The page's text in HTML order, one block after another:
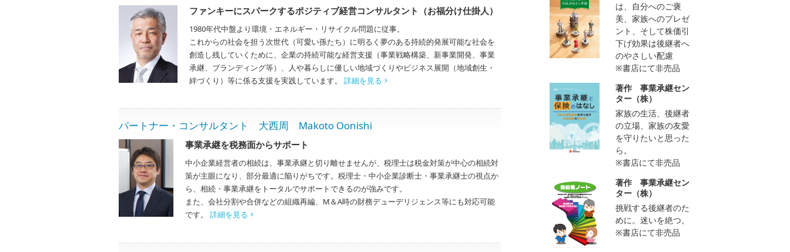
ファンキーにスパークするポジティブ経営コンサルタント（お福分け仕掛人）
1980年代中盤より環境・エネルギー・リサイクル問題に従事。
これからの社会を担う次世代（可愛い孫たち）に明るく夢のある持続的発展可能な社会を
創造し残していくために、企業の持続可能な経営支援（事業戦略構築、新事業開発、事業
承継、ブランディング等）、人や暮らしに優しい地域づくりやビジネス展開（地域創生・
絆づくり）等に係る支援を実践しています。 詳細を見る
パートナー・コンサルタント 大西周 Makoto Oonishi
事業承継を税務面からサポート
中小企業経営者の相続は、事業承継と切り離せませんが、税理士は税金対策が中心の相続対
策が主眼になり、部分最適に陥りがちです。税理士・中小企業診断士・事業承継士の視点か
ら、相続・事業承継をトータルでサポートできるのが強みです。
また、会社分割や合併などの組織再編、M＆A時の財務デューデリジェンス等にも対応可能
です。 詳細を見る
は、自分へのご褒
美、家族へのプレゼ
ント、そして株価引
下げ効果は後継者へ
のやさしい配慮
※書店にて非売品
著作 事業承継セン
ター（株）
家族の生活、後継者
の立場、家族の友愛
を守りたいと思った
ら。
※書店にて非売品
著作 事業承継セン
ター（株）
挑戦する後継者のた
めに。迷いを絶つ。
※書店にて非売品